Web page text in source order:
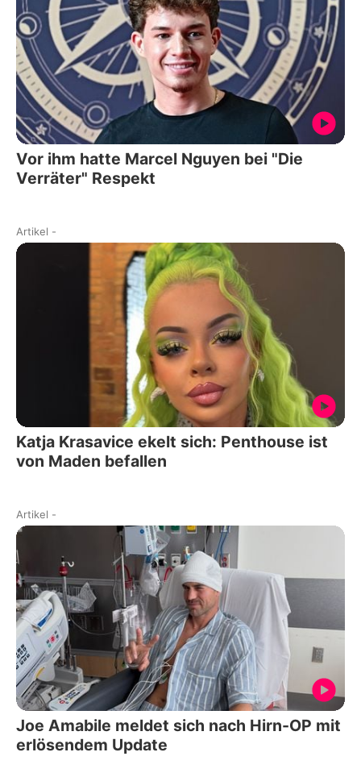
Vor ihm hatte Marcel Nguyen bei "Die
Verräter" Respekt
Artikel -
Katja Krasavice ekelt sich: Penthouse ist
von Maden befallen
Artikel -
Joe Amabile meldet sich nach Hirn-OP mit
erlösendem Update